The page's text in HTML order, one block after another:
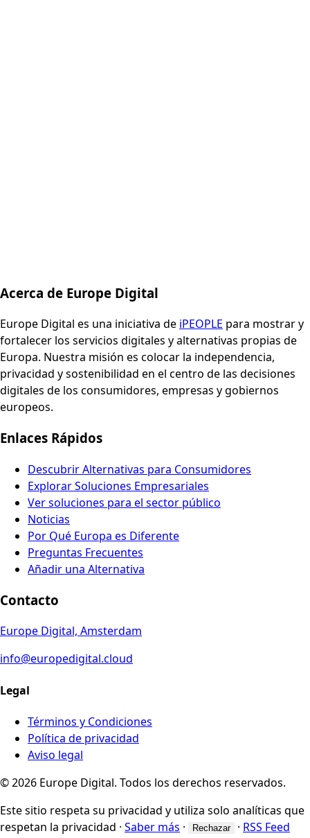
Acerca de Europe Digital
Europe Digital es una iniciativa de iPEOPLE para mostrar y
fortalecer los servicios digitales y alternativas propias de
Europa. Nuestra misión es colocar la independencia,
privacidad y sostenibilidad en el centro de las decisiones
digitales de los consumidores, empresas y gobiernos
europeos.
Enlaces Rápidos
Descubrir Alternativas para Consumidores
Explorar Soluciones Empresariales
Ver soluciones para el sector público
Noticias
Por Qué Europa es Diferente
Preguntas Frecuentes
Añadir una Alternativa
Contacto
Europe Digital, Amsterdam
info@europedigital.cloud
Legal
Términos y Condiciones
Política de privacidad
Aviso legal
© 2026 Europe Digital. Todos los derechos reservados.
Este sitio respeta su privacidad y utiliza solo analíticas que
respetan la privacidad · Saber más · Rechazar · RSS Feed